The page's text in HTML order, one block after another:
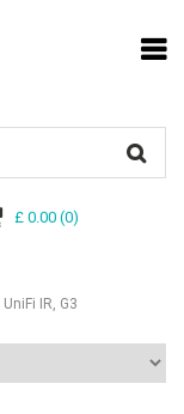
£ 0.00(0)
IR, G3